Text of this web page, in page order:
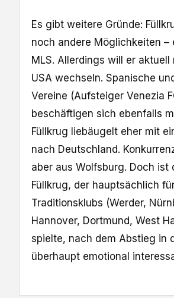
Es gibt weitere Gründe:
noch andere Möglichkeiten –
MLS. Allerdings will er aktuell
USA wechseln. Spanische
Vereine (Aufsteiger Venezia
beschäftigen sich ebenfalls
Füllkrug liebäugelt eher mit
nach Deutschland.
aber aus Wolfsburg. Doch ist
Füllkrug, der hauptsächlich
Traditionsklubs (Werder,
Hannover, Dortmund, West
spielte, nach dem Abstieg in
überhaupt emotional